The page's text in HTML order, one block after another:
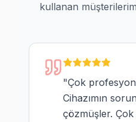
Beşiktaş
kullanan
"Çok
Cihazımın
çözmüşler.